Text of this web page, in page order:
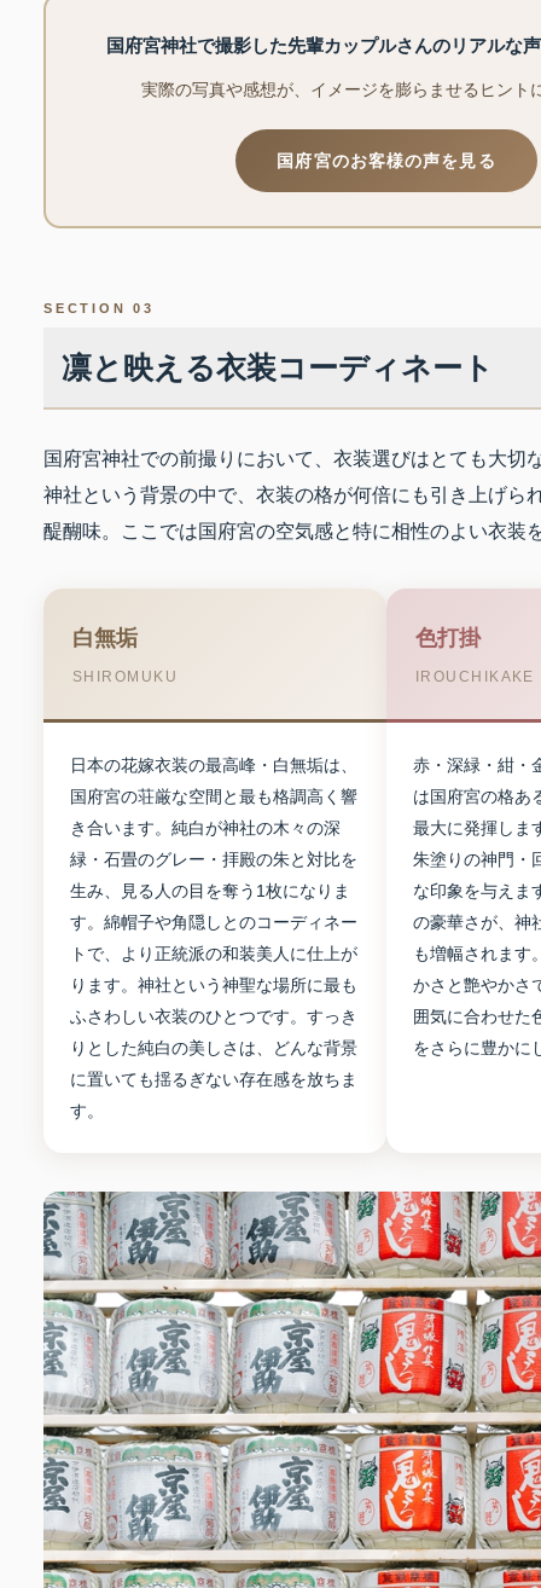
国府宮神社で撮影した先輩カップルさんのリアルな
実際の写真や感想が、イメージを膨らませるヒント
国府宮のお客様の声を見る
SECTION 03
凛と映える衣装コーディネート
国府宮神社での前撮りにおいて、衣装選びはとても大切
神社という背景の中で、衣装の格が何倍にも引き上げら
醍醐味。ここでは国府宮の空気感と特に相性のよい衣装
白無垢
SHIROMUKU
日本の花嫁衣装の最高峰・白無垢は、
国府宮の荘厳な空間と最も格調高く響
き合います。純白が神社の木々の深
緑・石畳のグレー・拝殿の朱と対比を
生み、見る人の目を奪う1枚になりま
す。綿帽子や角隠しとのコーディネー
トで、より正統派の和装美人に仕上が
ります。神社という神聖な場所に最も
ふさわしい衣装のひとつです。すっき
りとした純白の美しさは、どんな背景
に置いても揺るぎない存在感を放ちま
す。
色打掛
IROUCHIKAKE
赤・深緑・紺
は国府宮の格あ
最大に発揮しま
朱塗りの神門・
な印象を与えま
の豪華さが、神
も増幅されます
かさと艶やかさ
囲気に合わせた
をさらに豊かに